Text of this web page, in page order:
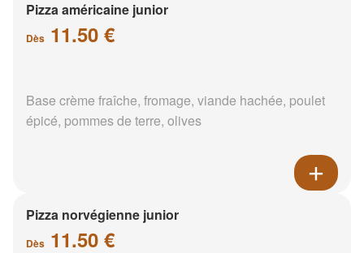
Pizza américaine junior
Dès 11.50 €
Base crème fraîche, fromage, viande hachée, poulet
épicé, pommes de terre, olives
Pizza norvégienne junior
Dès 11.50 €